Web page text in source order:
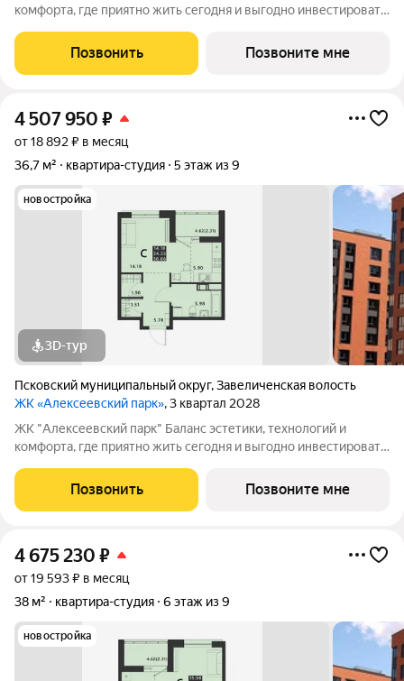
комфорта, где приятно жить сегодня и выгодно инвестировать
современный проект комфорт класса в развивающемся
районе дальнего Завеличья. Дом выполнен в
Позвонить Позвоните мне
4 507 950 ₽
от 18 892 ₽ в месяц
36,7 м²
квартира-студия 5 этаж из 9
новостройка
3D-тур
Псковский муниципальный округ,Завеличенская волость
ЖК «Алексеевский парк», 3 квартал 2028
ЖК "Алексеевский парк" Баланс эстетики, технологий и
комфорта, где приятно жить сегодня и выгодно инвестировать
современный проект комфорт класса в развивающемся
районе дальнего Завеличья. Дом выполнен в
Позвонить Позвоните мне
4 675 230 ₽
от 19 593 ₽ в месяц
38 м²
квартира-студия 6 этаж из 9
новостройка